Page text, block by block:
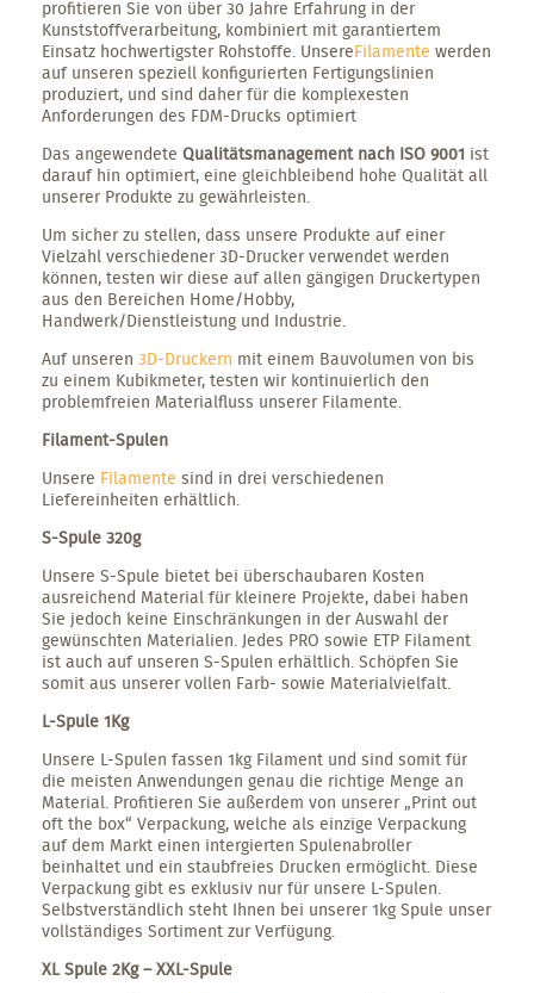
profitieren Sie von über 30 Jahre Erfahrung in der
Kunststoffverarbeitung, kombiniert mit garantiertem
Einsatz hochwertigster Rohstoffe. UnsereFilamente werden
auf unseren speziell konfigurierten Fertigungslinien
produziert, und sind daher für die komplexesten
Anforderungen des FDM-Drucks optimiert
Das angewendete Qualitätsmanagement nach ISO 9001 ist
darauf hin optimiert, eine gleichbleibend hohe Qualität all
unserer Produkte zu gewährleisten.
Um sicher zu stellen, dass unsere Produkte auf einer
Vielzahl verschiedener 3D-Drucker verwendet werden
können, testen wir diese auf allen gängigen Druckertypen
aus den Bereichen Home/Hobby,
Handwerk/Dienstleistung und Industrie.
Auf unseren 3D-Druckern mit einem Bauvolumen von bis
zu einem Kubikmeter, testen wir kontinuierlich den
problemfreien Materialfluss unserer Filamente.
Filament-Spulen
Unsere Filamente sind in drei verschiedenen
Liefereinheiten erhältlich.
S-Spule 320g
Unsere S-Spule bietet bei überschaubaren Kosten
ausreichend Material für kleinere Projekte, dabei haben
Sie jedoch keine Einschränkungen in der Auswahl der
gewünschten Materialien. Jedes PRO sowie ETP Filament
ist auch auf unseren S-Spulen erhältlich. Schöpfen Sie
somit aus unserer vollen Farb- sowie Materialvielfalt.
L-Spule 1Kg
Unsere L-Spulen fassen 1kg Filament und sind somit für
die meisten Anwendungen genau die richtige Menge an
Material. Profitieren Sie außerdem von unserer „Print out
oft the box“ Verpackung, welche als einzige Verpackung
auf dem Markt einen intergierten Spulenabroller
beinhaltet und ein staubfreies Drucken ermöglicht. Diese
Verpackung gibt es exklusiv nur für unsere L-Spulen.
Selbstverständlich steht Ihnen bei unserer 1kg Spule unser
vollständiges Sortiment zur Verfügung.
XL Spule 2Kg – XXL-Spule